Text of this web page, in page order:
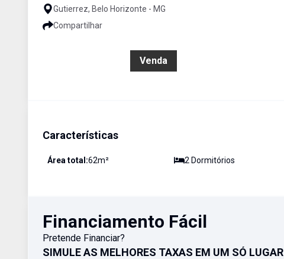
Gutierrez, Belo Horizonte - MG
Compartilhar
Venda
Características
Área total:62m² 2 Dormitórios
Financiamento Fácil
Pretende Financiar?
SIMULE AS MELHORES TAXAS EM UM SÓ LUGAR